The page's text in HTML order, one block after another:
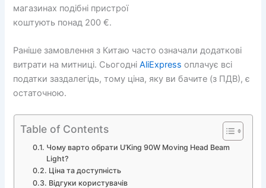
магазинах подібні пристрої
коштують понад 200 €.
Раніше замовлення з Китаю часто означали додаткові
витрати на митниці. СьогодніAliExpress оплачує всі
податки заздалегідь, тому ціна, яку ви бачите (з ПДВ), є
остаточною.
Table of Contents
Чому варто обрати U’King 90W Moving Head Beam
Light?
Ціна та доступність
Відгуки користувачів